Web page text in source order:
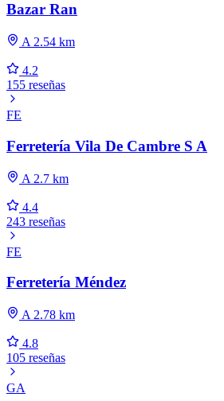
Bazar Ran
A 2.54 km
4.2
155 reseñas
FE
Ferretería Vila De Cambre S A
A 2.7 km
4.4
243 reseñas
FE
Ferretería Méndez
A 2.78 km
4.8
105 reseñas
GA